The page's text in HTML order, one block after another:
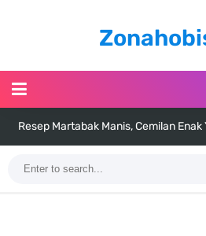
Resep Martabak Manis, Cemilan